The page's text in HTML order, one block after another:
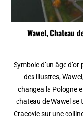
Wawel, Chateau
Symbole d’un âge
des illustres,
changea la Pologne
chateau de Wawel se
Cracovie sur une